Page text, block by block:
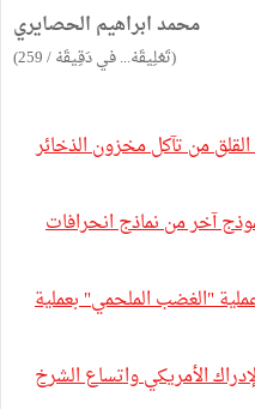
محمد ابراهيم الحصايري
(تَعْلِيقَهْ... في دَقِيقَهْ / 259)
من تآكل مخزون الذخائر
آخر من نماذج انحرافات
"الغضب الملحمي" بعملية
الأمريكي واتساع الشرخ